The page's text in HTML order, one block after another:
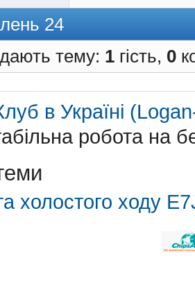
24
тему: 1 гість, 0
в Україні
робота на
холостого ходу